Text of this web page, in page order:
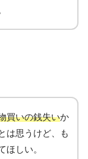
買いの銭失いか
は思うけど、も
ほしい。